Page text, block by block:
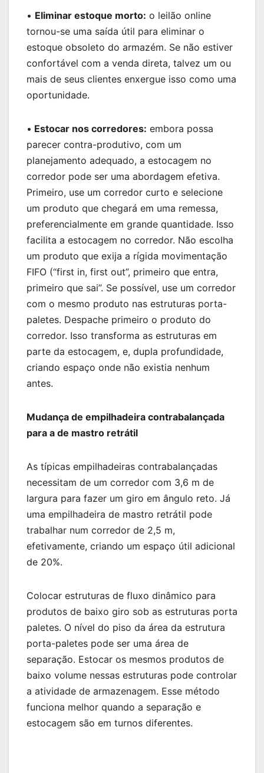
• Eliminar estoque morto: o leilão online
tornou-se uma saída útil para eliminar o
estoque obsoleto do armazém. Se não estiver
confortável com a venda direta, talvez um ou
mais de seus clientes enxergue isso como uma
oportunidade.
• Estocar nos corredores: embora possa
parecer contra-produtivo, com um
planejamento adequado, a estocagem no
corredor pode ser uma abordagem efetiva.
Primeiro, use um corredor curto e selecione
um produto que chegará em uma remessa,
preferencialmente em grande quantidade. Isso
facilita a estocagem no corredor. Não escolha
um produto que exija a rígida movimentação
FIFO (“first in, first out”, primeiro que entra,
primeiro que sai”. Se possível, use um corredor
com o mesmo produto nas estruturas porta-
paletes. Despache primeiro o produto do
corredor. Isso transforma as estruturas em
parte da estocagem, e, dupla profundidade,
criando espaço onde não existia nenhum
antes.
Mudança de empilhadeira contrabalançada
para a de mastro retrátil
As típicas empilhadeiras contrabalançadas
necessitam de um corredor com 3,6 m de
largura para fazer um giro em ângulo reto. Já
uma empilhadeira de mastro retrátil pode
trabalhar num corredor de 2,5 m,
efetivamente, criando um espaço útil adicional
de 20%.
Colocar estruturas de fluxo dinâmico para
produtos de baixo giro sob as estruturas porta
paletes. O nível do piso da área da estrutura
porta-paletes pode ser uma área de
separação. Estocar os mesmos produtos de
baixo volume nessas estruturas pode controlar
a atividade de armazenagem. Esse método
funciona melhor quando a separação e
estocagem são em turnos diferentes.